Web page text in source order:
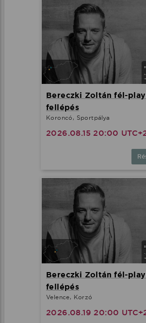
Bereczki Zoltán fél-
fellépés
Koroncó, Sportpálya
2026.08.15 20:00
Bereczki Zoltán fél-
fellépés
Velence, Korzó
2026.08.19 20:00